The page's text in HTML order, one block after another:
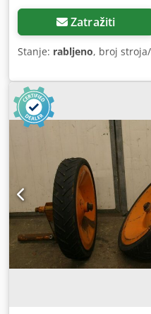
Zatražiti
Stanje: rabljeno, broj